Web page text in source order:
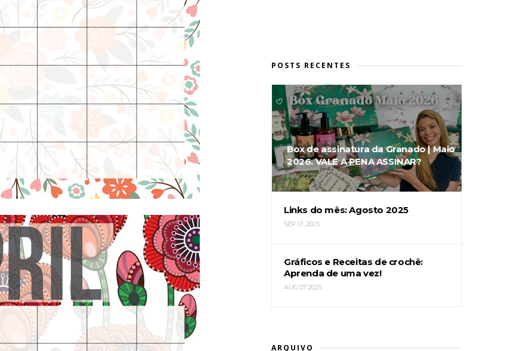
POSTS RECENTES
Box de assinatura da Granado | Maio
2026. VALE A PENA ASSINAR?
MAY 27, 2026
Links do mês: Agosto 2025
SEP 01, 2025
Gráficos e Receitas de crochê:
Aprenda de uma vez!
AUG 07, 2025
ARQUIVO